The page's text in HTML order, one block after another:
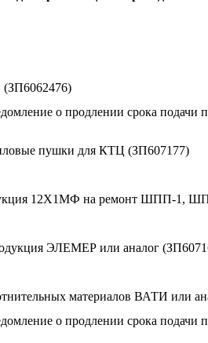
(ЗП6062476)
о продлении срока подачи
пушки для КТЦ (ЗП607177)
12Х1МФ на ремонт ШПП-1,
ЭЛЕМЕР или аналог
материалов ВАТИ или
о продлении срока подачи